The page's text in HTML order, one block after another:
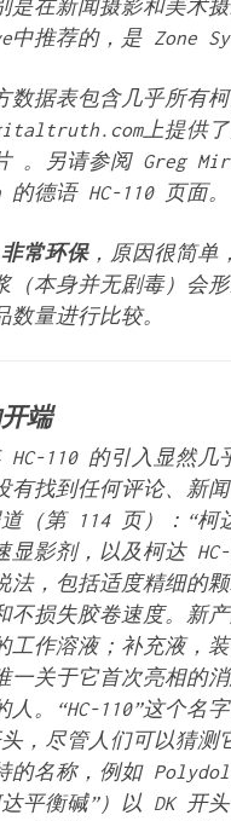
是在新闻摄影和美术
中推荐的，是 Zone
数据表包含几乎所有
上提供
。另请参阅 Greg
的德语 HC-110 页面。
常环保，原因很简单
（本身并无剧毒）会
数量进行比较。
端
HC-110 的引入显然
有找到任何评论、新
（第 114 页）：“柯
显影剂，以及柯达
法，包括适度精细的
不损失胶卷速度。新
工作溶液；补充液，
一关于它首次亮相的
人。“HC-110”这个名
头，尽管人们可以猜
的名称，例如
平衡碱”）以 DK 开